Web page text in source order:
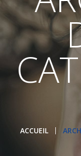
ACCUEIL